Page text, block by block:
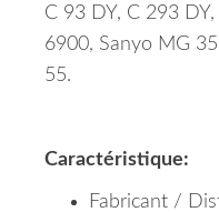
C 93 DY, C 293
6900, Sanyo MG
55.
Caractéristique:
Fabricant /